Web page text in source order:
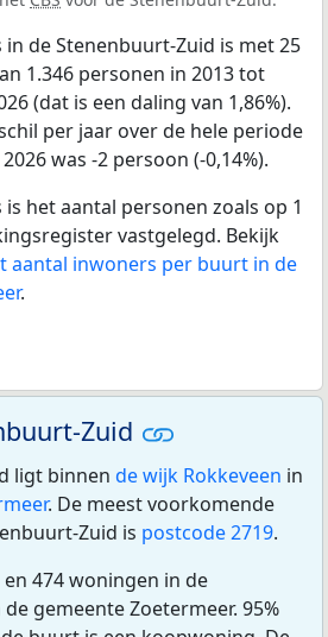
de Stenenbuurt-Zuid is met 25
1.346 personen in 2013 tot
(dat is een daling van 1,86%).
per jaar over de hele periode
was -2 persoon (-0,14%).
het aantal personen zoals op 1
vastgelegd. Bekijk
aantal inwoners per buurt in de
.
Zuid
ligt binnen de wijk Rokkeveen in
. De meest voorkomende
Zuid is postcode 2719.
474 woningen in de
gemeente Zoetermeer. 95%